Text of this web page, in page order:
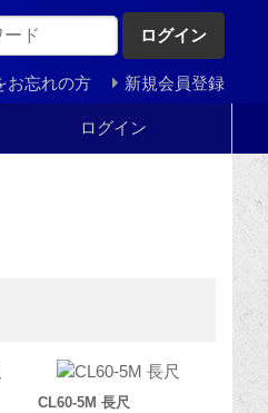
ログイン
お忘れの方 新規会員登録
ログイン
CL60-5M 長尺